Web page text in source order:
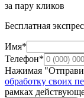
за пару кликов
Бесплатная
Имя*
Телефон*
Нажимая
обработку своих
рамках